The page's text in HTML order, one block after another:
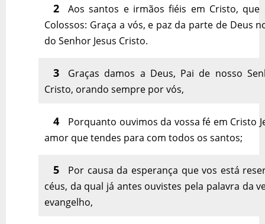
2
Aos santos e irmãos fiéis em Cristo, que
Colossos: Graça a vós, e paz da parte de Deus
do Senhor Jesus Cristo.
3
Graças damos a Deus, Pai de nosso
Cristo, orando sempre por vós,
4
Porquanto ouvimos da vossa fé em Cristo
amor que tendes para com todos os santos;
5
Por causa da esperança que vos está
céus, da qual já antes ouvistes pela palavra da
evangelho,